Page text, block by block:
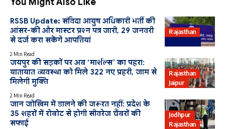
Rajasthan
RSSB Update: संविदा आयुष अधिकारी भर्ती की
आंसर-की और मास्टर प्रश्न पत्र जारी, 29 जनवरी
से दर्ज करा सकेंगे आपत्तियां
2 Min Read
Rajasthan
Jaipur
जयपुर की सड़कों पर अब ‘मार्शल्स’ का पहरा:
यातायात व्यवस्था को मिले 322 नए प्रहरी, जाम से
मिलेगी मुक्ति
2 Min Read
Jodhpur
Rajasthan
जान जोखिम में डालने की जरूरत नहीं: प्रदेश के
35 शहरों में रोबोट से होगी सीवरेज चैंबरों की
सफाई